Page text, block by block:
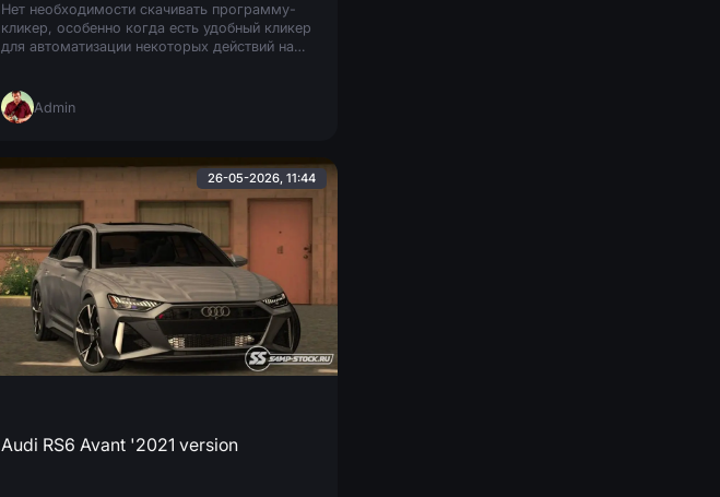
Нет необходимости скачивать программу-
кликер, особенно когда есть удобный кликер
для автоматизации некоторых действий на
Admin
26-05-2026, 11:44
Audi RS6 Avant '2021 version